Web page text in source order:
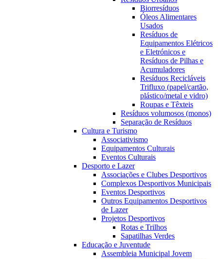
Biorresíduos
Óleos Alimentares
Usados
Resíduos de
Equipamentos Elétricos
e Eletrónicos e
Resíduos de Pilhas e
Acumuladores
Resíduos Recicláveis
Trifluxo (papel/cartão,
plástico/metal e vidro)
Roupas e Têxteis
Resíduos volumosos (monos)
Separação de Resíduos
Cultura e Turismo
Associativismo
Equipamentos Culturais
Eventos Culturais
Desporto e Lazer
Associações e Clubes Desportivos
Complexos Desportivos Municipais
Eventos Desportivos
Outros Equipamentos Desportivos
de Lazer
Projetos Desportivos
Rotas e Trilhos
Sapatilhas Verdes
Educação e Juventude
Assembleia Municipal Jovem